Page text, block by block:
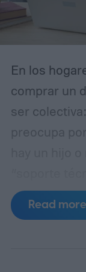
En los
comprar un
ser
preocupa
adopción de
ha crecido
Read more